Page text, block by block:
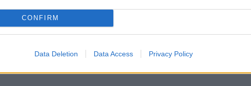
CONFIRM
Data Deletion Data Access Privacy Policy